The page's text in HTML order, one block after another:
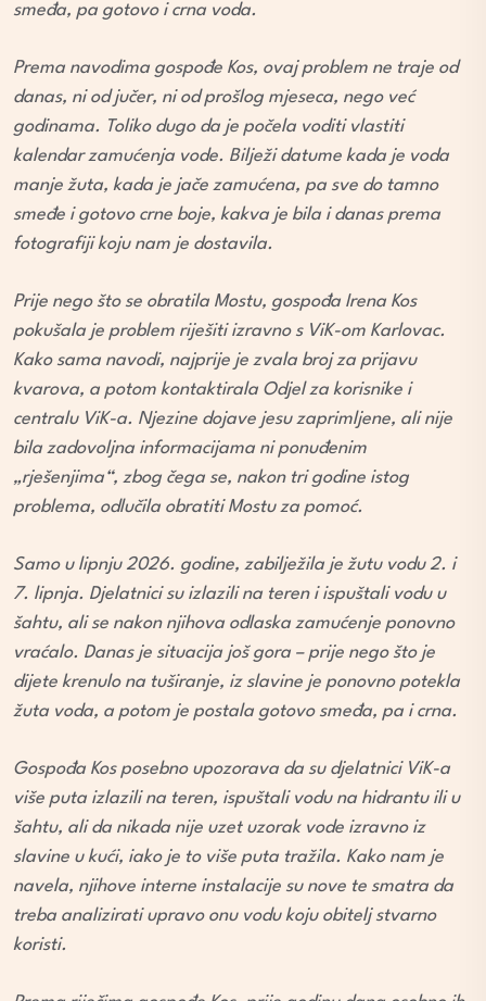
smeđa, pa gotovo i crna voda.
Prema navodima gospođe Kos, ovaj problem ne traje od
danas, ni od jučer, ni od prošlog mjeseca, nego već
godinama. Toliko dugo da je počela voditi vlastiti
kalendar zamućenja vode. Bilježi datume kada je voda
manje žuta, kada je jače zamućena, pa sve do tamno
smeđe i gotovo crne boje, kakva je bila i danas prema
fotografiji koju nam je dostavila.
Prije nego što se obratila Mostu, gospođa Irena Kos
pokušala je problem riješiti izravno s ViK-om Karlovac.
Kako sama navodi, najprije je zvala broj za prijavu
kvarova, a potom kontaktirala Odjel za korisnike i
centralu ViK-a. Njezine dojave jesu zaprimljene, ali nije
bila zadovoljna informacijama ni ponuđenim
„rješenjima“, zbog čega se, nakon tri godine istog
problema, odlučila obratiti Mostu za pomoć.
Samo u lipnju 2026. godine, zabilježila je žutu vodu 2. i
7. lipnja. Djelatnici su izlazili na teren i ispuštali vodu u
šahtu, ali se nakon njihova odlaska zamućenje ponovno
vraćalo. Danas je situacija još gora – prije nego što je
dijete krenulo na tuširanje, iz slavine je ponovno potekla
žuta voda, a potom je postala gotovo smeđa, pa i crna.
Gospođa Kos posebno upozorava da su djelatnici ViK-a
više puta izlazili na teren, ispuštali vodu na hidrantu ili u
šahtu, ali da nikada nije uzet uzorak vode izravno iz
slavine u kući, iako je to više puta tražila. Kako nam je
navela, njihove interne instalacije su nove te smatra da
treba analizirati upravo onu vodu koju obitelj stvarno
koristi.